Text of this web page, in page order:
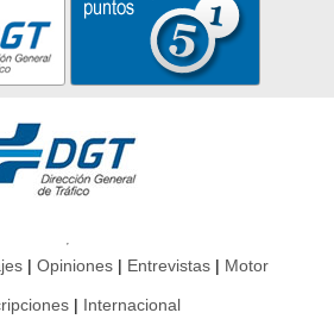
Opiniones Entrevistas Motor
Internacional